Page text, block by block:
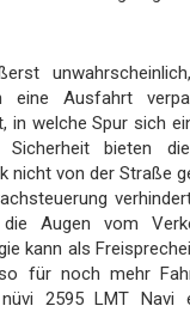
eine Ausfahrt
in welche Spur sich
bieten
nicht von der Straße
Augen vom
kann als
für noch mehr
2595 LMT Navi